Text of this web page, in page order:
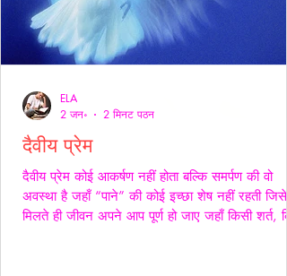
दैवीय प्रेम
दैवीय प्रेम कोई आकर्षण नहीं होता बल्कि समर्पण की वो
अवस्था है जहाँ “पाने” की कोई इच्छा शेष नहीं रहती जिसे
मिलते ही जीवन अपने आप पूर्ण हो जाए जहाँ किसी शर्त,
ELA
2 जन॰
2 मिनट पठन